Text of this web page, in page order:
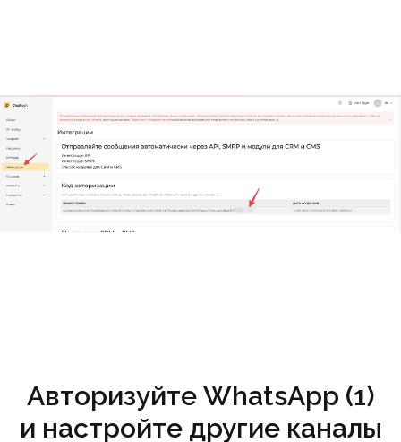
Авторизуйте WhatsApp (1)
и настройте другие каналы